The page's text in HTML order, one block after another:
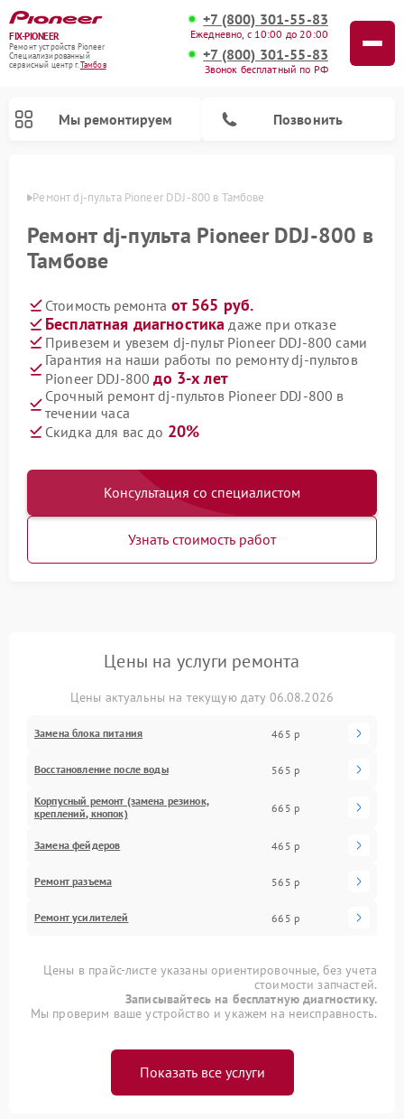
FIX-PIONEER
Ремонт устройств Pioneer
Специализированный
cервисный центр г.Тамбов
+7 (800) 301-55-83
Ежедневно, с 10:00 до 20:00
+7 (800) 301-55-83
Звонок бесплатный по РФ
Мы ремонтируем Позвонить
Ремонт dj-пульта Pioneer DDJ-800 в Тамбове
Ремонт dj-пульта Pioneer DDJ-800 в
Тамбове
Стоимость ремонта от 565 руб.
Бесплатная диагностика даже при отказе
Привезем и увезем dj-пульт Pioneer DDJ-800 сами
Гарантия на наши работы по ремонту dj-пультов
Pioneer DDJ-800до 3-х лет
Срочный ремонт dj-пультов Pioneer DDJ-800 в
течении часа
Скидка для вас до 20%
Консультация со специалистом
Узнать стоимость работ
Цены на услуги ремонта
Цены актуальны на текущую дату 06.08.2026
Замена блока питания 465 р
Восстановление после воды 565 р
Корпусный ремонт (замена резинок,
креплений, кнопок)
665 р
Замена фейдеров 465 р
Ремонт разъема 565 р
Ремонт усилителей 665 р
Цены в прайс-листе указаны ориентировочные, без учета
стоимости запчастей.
Записывайтесь на бесплатную диагностику.
Мы проверим ваше устройство и укажем на неисправность.
Показать все услуги